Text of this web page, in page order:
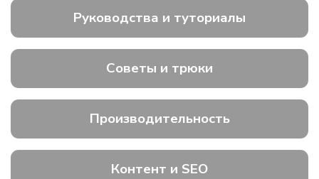
Руководства и туториалы
Советы и трюки
Производительность
Контент и SEO